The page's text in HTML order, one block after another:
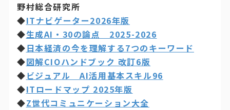
野村総合研究所
◆ITナビゲーター2026年版
◆生成AI・30の論点 2025-2026
◆日本経済の今を理解する7つのキーワード
◆図解CIOハンドブック 改訂6版
◆ビジュアル AI活用基本スキル96
◆ITロードマップ 2025年版
◆Z世代コミュニケーション大全